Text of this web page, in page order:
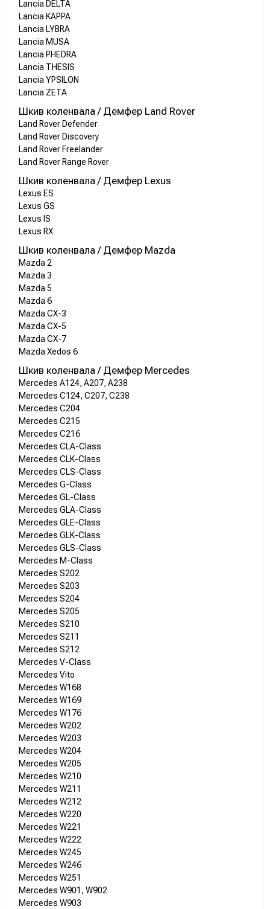
Lancia DELTA
Lancia KAPPA
Lancia LYBRA
Lancia MUSA
Lancia PHEDRA
Lancia THESIS
Lancia YPSILON
Lancia ZETA
Шкив коленвала / Демфер Land Rover
Land Rover Defender
Land Rover Discovery
Land Rover Freelander
Land Rover Range Rover
Шкив коленвала / Демфер Lexus
Lexus ES
Lexus GS
Lexus IS
Lexus RX
Шкив коленвала / Демфер Mazda
Mazda 2
Mazda 3
Mazda 5
Mazda 6
Mazda CX-3
Mazda CX-5
Mazda CX-7
Mazda Xedos 6
Шкив коленвала / Демфер Mercedes
Mercedes A124, A207, A238
Mercedes C124, C207, C238
Mercedes C204
Mercedes C215
Mercedes C216
Mercedes CLA-Class
Mercedes CLK-Class
Mercedes CLS-Class
Mercedes G-Class
Mercedes GL-Class
Mercedes GLA-Class
Mercedes GLE-Class
Mercedes GLK-Class
Mercedes GLS-Class
Mercedes M-Class
Mercedes S202
Mercedes S203
Mercedes S204
Mercedes S205
Mercedes S210
Mercedes S211
Mercedes S212
Mercedes V-Class
Mercedes Vito
Mercedes W168
Mercedes W169
Mercedes W176
Mercedes W202
Mercedes W203
Mercedes W204
Mercedes W205
Mercedes W210
Mercedes W211
Mercedes W212
Mercedes W220
Mercedes W221
Mercedes W222
Mercedes W245
Mercedes W246
Mercedes W251
Mercedes W901, W902
Mercedes W903